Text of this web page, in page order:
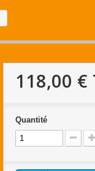
118,00 €
Quantité